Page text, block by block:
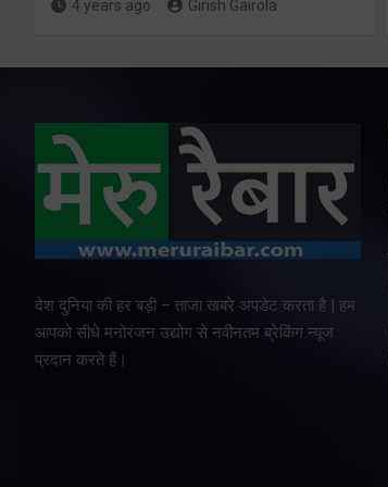
4 years ago Girish Gairola
देश दुनिया की हर बड़ी – ताजा खबरे अपडेट करता है | हम
आपको सीधे मनोरंजन उद्योग से नवीनतम ब्रेकिंग न्यूज
प्रदान करते हैं।